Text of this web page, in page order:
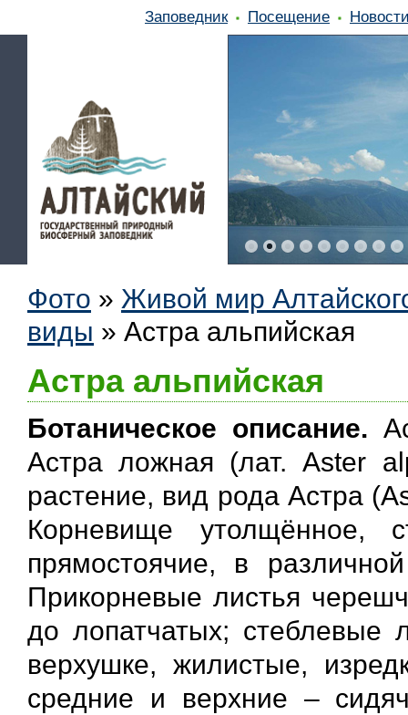
Заповедник Посещение
Фото » Живой мир
виды » Астра альпийская
Астра альпийская
Ботаническое описание.
Астра ложная (лат. Aster
растение, вид рода Астра
Корневище утолщённое,
прямостоячие, в
Прикорневые листья
до лопатчатых; стеблевые
верхушке, жилистые,
средние и верхние –